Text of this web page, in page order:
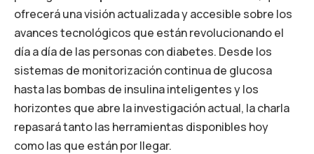
ofrecerá una visión actualizada y accesible sobre los
avances tecnológicos que están revolucionando el
día a día de las personas con diabetes. Desde los
sistemas de monitorización continua de glucosa
hasta las bombas de insulina inteligentes y los
horizontes que abre la investigación actual, la charla
repasará tanto las herramientas disponibles hoy
como las que están por llegar.